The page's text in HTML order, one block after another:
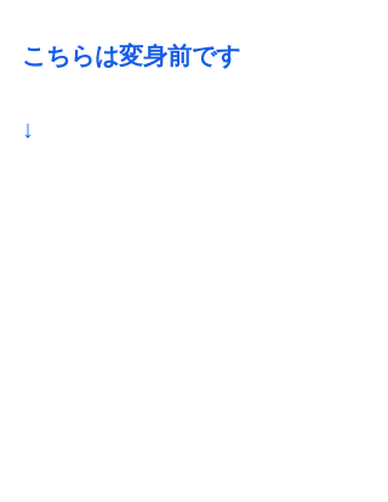
こちらは変身前です
↓